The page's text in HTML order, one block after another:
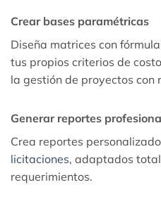
Crear bases paramétricas
Diseña matrices con
tus propios criterios de
la gestión de proyectos con
Generar reportes
Crea reportes
licitaciones, adaptados
requerimientos.